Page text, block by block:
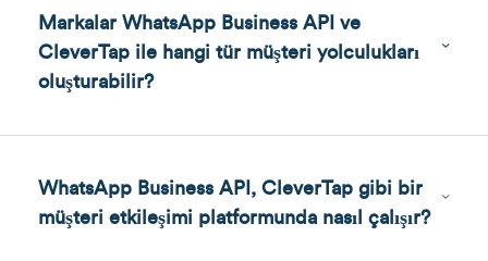
Markalar WhatsApp Business API ve
CleverTap ile hangi tür müşteri yolculukları
oluşturabilir?
WhatsApp Business API, CleverTap gibi bir
müşteri etkileşimi platformunda nasıl çalışır?